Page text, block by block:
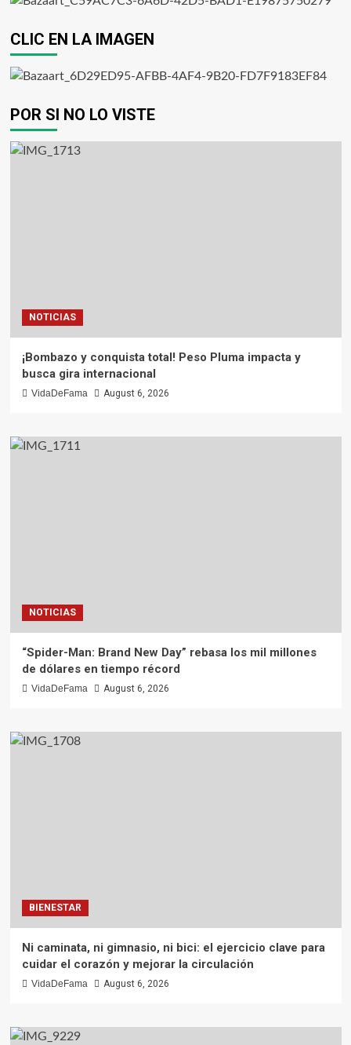
CLIC EN LA IMAGEN
POR SI NO LO VISTE
NOTICIAS
¡Bombazo y conquista total! Peso Pluma impacta y
busca gira internacional
VidaDeFama August 6, 2026
NOTICIAS
“Spider-Man: Brand New Day” rebasa los mil millones
de dólares en tiempo récord
VidaDeFama August 6, 2026
BIENESTAR
Ni caminata, ni gimnasio, ni bici: el ejercicio clave para
cuidar el corazón y mejorar la circulación
VidaDeFama August 6, 2026